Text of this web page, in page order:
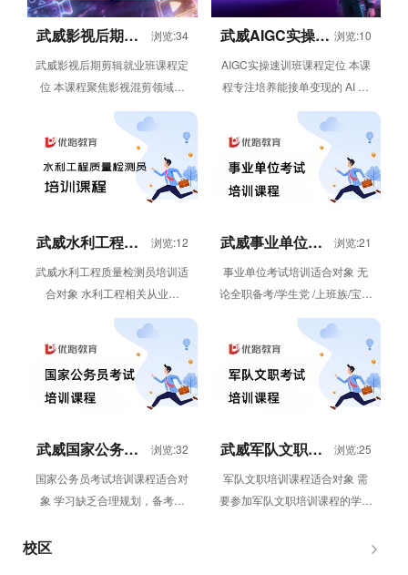
武威影视后期剪
浏览:34
武威影视后期剪辑就业班课程定
位 本课程聚焦影视混剪领域的
视频剪辑需求，采用教学 + 实
训双线并行模式，通过 8 ...
武威AIGC实操速 浏览:10
AIGC实操速训班课程定位 本课
程专注培养能接单变现的 AI 绘
画设计人才，依托 6 周线上灵
活学习模式，帮助学员从 ...
武威水利工程质
浏览:12
武威水利工程质量检测员培训适
合对象 水利工程相关从业者
（检测、施工、监理、建设等单
位人员）；需要考取水利工程质
量检测员...
武威事业单位考
浏览:21
事业单位考试培训适合对象 无
论全职备考/学生党 /上班族/宝妈
群体需要参加事业单位考试培训
的学员 事业单位考试培训优...
武威国家公务员
浏览:32
国家公务员考试培训课程适合对
象 学习缺乏合理规划，备考迷
堆砌课时 自律性较差，无法长
武威军队文职培
浏览:25
军队文职培训课程适合对象 需
要参加军队文职培训课程的学员
校区